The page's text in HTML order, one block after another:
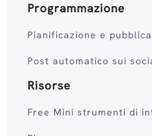
Programmazione
Pianificazione e
Post automatico sui
Risorse
Free Mini strumenti di